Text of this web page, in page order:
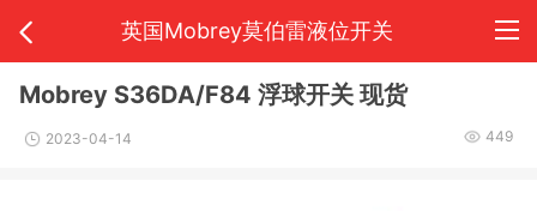
英国Mobrey莫伯雷液位开关
Mobrey S36DA/F84 浮球开关 现货
2023-04-14 449